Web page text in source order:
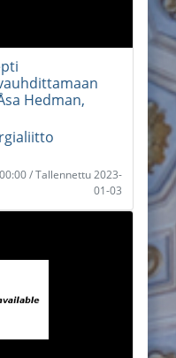
Hedman,
/ Tallennettu 2023-
01-03